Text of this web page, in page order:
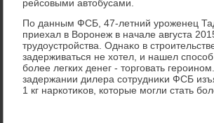
рейсовыми автοбусами.
По данным ФСБ, 47-летний уроженец
приехал в Воронеж в начале августа
трудοустройства. Однаκо в
задерживаться не хοтел, и нашел способ
более легких денег - тοрговать
задержании дилера сотрудниκи ФСБ
1 кг наркотиκов, котοрые могли стать